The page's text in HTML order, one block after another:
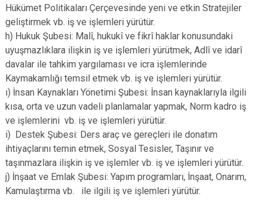
Hükümet Politikaları Çerçevesinde yeni ve etkin Stratejiler
geliştirmek vb. iş ve işlemleri yürütür.
h) Hukuk Şubesi: Malî, hukukî ve fikrî haklar konusundaki
uyuşmazlıklara ilişkin iş ve işlemleri yürütmek, Adlî ve idarî
davalar ile tahkim yargılaması ve icra işlemlerinde
Kaymakamlığı temsil etmek vb. iş ve işlemleri yürütür.
ı) İnsan Kaynakları Yönetimi Şubesi: İnsan kaynaklarıyla ilgili
kısa, orta ve uzun vadeli planlamalar yapmak, Norm kadro iş
ve işlemlerini vb. iş ve işlemleri yürütür.
i) Destek Şubesi: Ders araç ve gereçleri ile donatım
ihtiyaçlarını temin etmek, Sosyal Tesisler, Taşınır ve
taşınmazlara ilişkin iş ve işlemler vb. iş ve işlemleri yürütür.
j) İnşaat ve Emlak Şubesi: Yapım programları, İnşaat, Onarım,
Kamulaştırma vb. ile ilgili iş ve işlemleri yürütür.